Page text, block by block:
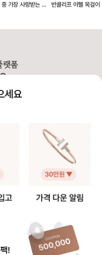
용 vs 길이 수선
가장 사랑받는 제
장 구매 시 웨이팅 디
없고 총 길이 19cm
얇은 분
스 5모티브 팔찌를
방법 · 클로버가 찰랑
길이 수선이 필요
로버 간격이 좁아져 손
으로 착용하다가 불
우가 많음 💁‍♀️ 길
준 1년 이내 무상 1회
원 비용 발생 · 소요
는 약 4주이나, 대부
받는다는 후기가
총정리
반클리프 아펠 목걸
해 드릴 거예요 ✨ 그중에서도 특히
티브를 기준으로 양
크기가 작아 2·3cm
호되는 편이에요! 특히 빈티지는 4
cm, 스위트는 2cm
고리를 활용해 순정
이에요. 인기 모델인 빈티지 알함브
인의 길이는 42cm
연장을 하게 되면 42cm와 46cm
기간 - 구매 후 1년 이내, 최대 5c
m 범위 내에서 1회 무료 리사이징이
가능해요. - 평균 수선 소요 기간은
약 2주 정도 소요돼요. 🛍️ 서비스
랫폼
.
가 컨디션 및 정품 여부를 철저하고 꼼꼼하
거래하며 궁금할 수 있는 내용에 대한 밀
동될 뿐만 아니라, 이동 과정마다 알림톡
세요